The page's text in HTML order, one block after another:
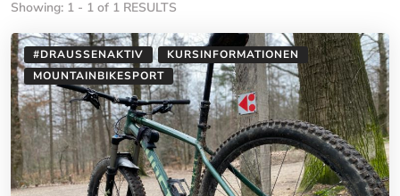
Showing: 1 - 1 of 1 RESULTS
#DRAUSSENAKTIV
KURSINFORMATIONEN
MOUNTAINBIKESPORT